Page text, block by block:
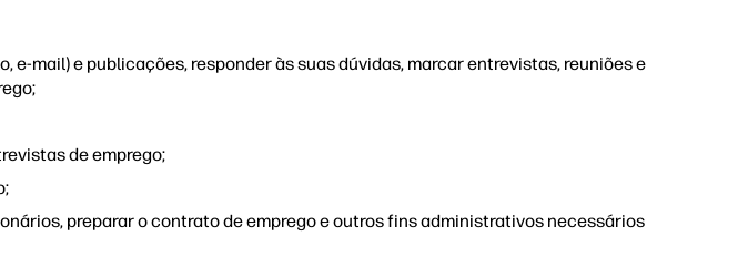
mail) e publicações, responder às suas dúvidas, marcar entrevistas, reuniões e
de emprego;
preparar o contrato de emprego e outros fins administrativos necessários